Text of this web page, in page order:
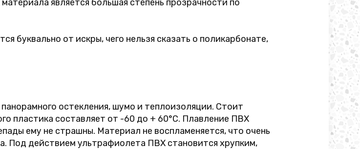
является большая степень прозрачности по
буквально от искры, чего нельзя сказать о поликарбонате,
остекления, шумо и теплоизоляции. Стоит
пластика составляет от -60 до + 60°C. Плавление ПВХ
ему не страшны. Материал не воспламеняется, что очень
Под действием ультрафиолета ПВХ становится хрупким,